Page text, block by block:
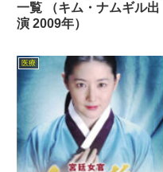
一覧 （キム・ナムギル出
演 2009年）
医療